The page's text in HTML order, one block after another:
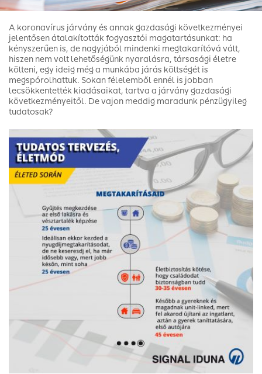
A koronavírus járvány és annak gazdasági következményei
jelentősen átalakították fogyasztói magatartásunkat: ha
kényszerűen is, de nagyjából mindenki megtakarítóvá vált,
hiszen nem volt lehetőségünk nyaralásra, társasági életre
költeni, egy ideig még a munkába járás költségét is
megspórolhattuk. Sokan félelemből ennél is jobban
lecsökkentették kiadásaikat, tartva a járvány gazdasági
következményeitől. De vajon meddig maradunk pénzügyileg
tudatosak?